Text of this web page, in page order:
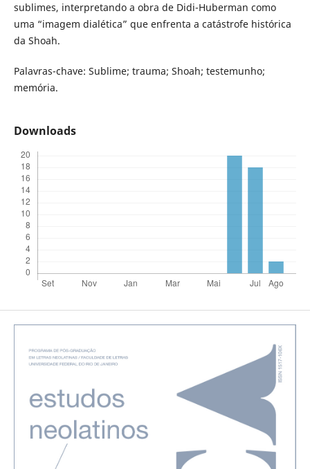
sublimes, interpretando a obra de Didi-Huberman como
uma “imagem dialética” que enfrenta a catástrofe histórica
da Shoah.
Palavras-chave: Sublime; trauma; Shoah; testemunho;
memória.
Downloads